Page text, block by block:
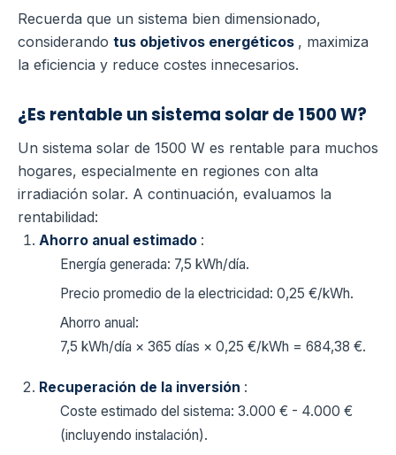
Recuerda que un sistema bien dimensionado,
considerando tus objetivos energéticos , maximiza
la eficiencia y reduce costes innecesarios.
¿Es rentable un sistema solar de 1500 W?
Un sistema solar de 1500 W es rentable para muchos
hogares, especialmente en regiones con alta
irradiación solar. A continuación, evaluamos la
rentabilidad:
Ahorro anual estimado :
Energía generada: 7,5 kWh/día.
Precio promedio de la electricidad: 0,25 €/kWh.
Ahorro anual:
7,5 kWh/día × 365 días × 0,25 €/kWh = 684,38 €.
Recuperación de la inversión :
Coste estimado del sistema: 3.000 € - 4.000 €
(incluyendo instalación).